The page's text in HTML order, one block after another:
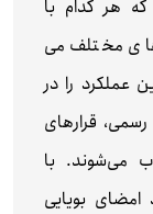
هر کدام با
مختلف می
عملکرد را در
قرارهای
می‌شوند. با
امضای بویایی